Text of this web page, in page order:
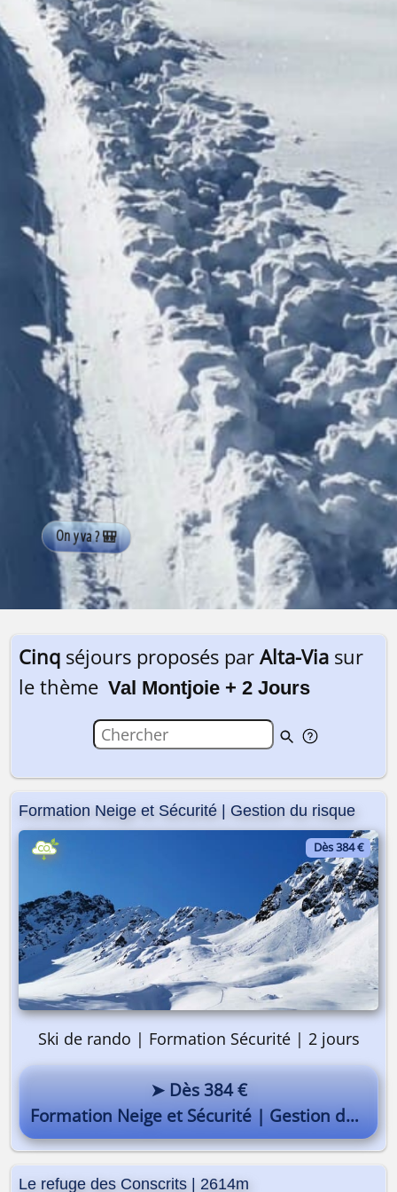
Cinq séjours proposés par Alta-Via sur
le thème Val Montjoie + 2 Jours
Formation Neige et Sécurité | Gestion du risque
Dès 384 €
Ski de rando | Formation Sécurité | 2 jours
➤ Dès 384 €
Formation Neige et Sécurité | Gestion du risque
Le refuge des Conscrits | 2614m